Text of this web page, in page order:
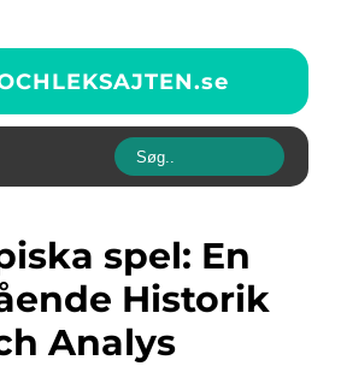
se
Historik
Analys